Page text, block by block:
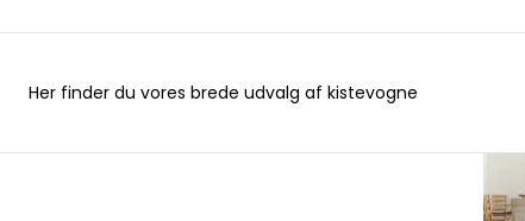
Her finder du vores brede udvalg af kistevogne